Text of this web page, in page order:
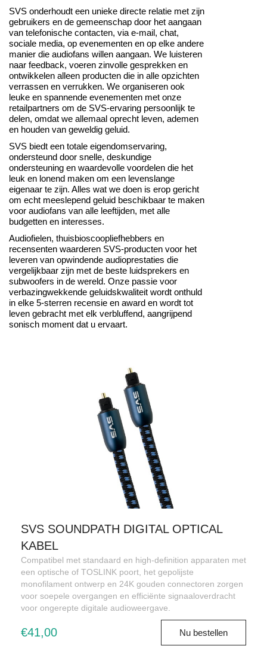
SVS onderhoudt een unieke directe relatie met zijn
gebruikers en de gemeenschap door het aangaan
van telefonische contacten, via e-mail, chat,
sociale media, op evenementen en op elke andere
manier die audiofans willen aangaan. We luisteren
naar feedback, voeren zinvolle gesprekken en
ontwikkelen alleen producten die in alle opzichten
verrassen en verrukken. We organiseren ook
leuke en spannende evenementen met onze
retailpartners om de SVS-ervaring persoonlijk te
delen, omdat we allemaal oprecht leven, ademen
en houden van geweldig geluid.
SVS biedt een totale eigendomservaring,
ondersteund door snelle, deskundige
ondersteuning en waardevolle voordelen die het
leuk en lonend maken om een levenslange
eigenaar te zijn. Alles wat we doen is erop gericht
om echt meeslepend geluid beschikbaar te maken
voor audiofans van alle leeftijden, met alle
budgetten en interesses.
Audiofielen, thuisbioscoopliefhebbers en
recensenten waarderen SVS-producten voor het
leveren van opwindende audioprestaties die
vergelijkbaar zijn met de beste luidsprekers en
subwoofers in de wereld. Onze passie voor
verbazingwekkende geluidskwaliteit wordt onthuld
in elke 5-sterren recensie en award en wordt tot
leven gebracht met elk verbluffend, aangrijpend
sonisch moment dat u ervaart.
SVS SOUNDPATH DIGITAL OPTICAL
KABEL
Compatibel met standaard en high-definition apparaten met
een optische of TOSLINK poort, het gepolijste
monofilament ontwerp en 24K gouden connectoren zorgen
voor soepele overgangen en efficiënte signaaloverdracht
voor ongerepte digitale audioweergave.
€41,00 Nu bestellen